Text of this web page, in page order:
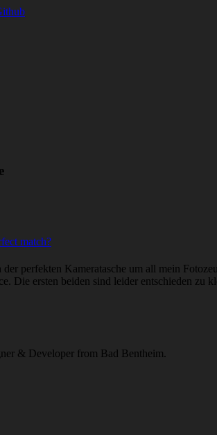
match?
der perfekten Kameratasche um all mein
Die ersten beiden sind leider entschieden
& Developer from Bad Bentheim.